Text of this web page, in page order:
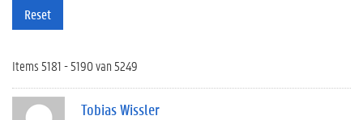
Reset
Items 5181 - 5190 van 5249
Tobias Wissler